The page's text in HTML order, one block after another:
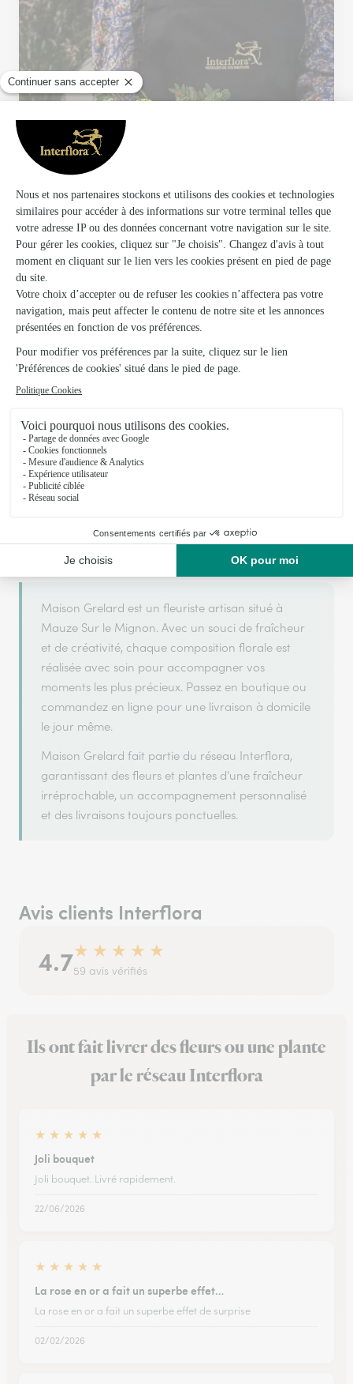
Votre fleuriste artisan à Mauze Sur le Mignon
Maison Grelard est membre du réseau Interflora et a
obtenu le labelORen2025pour sa qualité de service.
Maison Grelard est un fleuriste artisan situé à
Mauze Sur le Mignon. Avec un souci de fraîcheur
et de créativité, chaque composition florale est
réalisée avec soin pour accompagner vos
moments les plus précieux. Passez en boutique ou
commandez en ligne pour une livraison à domicile
le jour même.
Maison Grelard fait partie du réseau Interflora,
garantissant des fleurs et plantes d'une fraîcheur
irréprochable, un accompagnement personnalisé
et des livraisons toujours ponctuelles.
Avis clients Interflora
4.7★ ★ ★ ★ ★
59 avis vérifiés
Ils ont fait livrer des fleurs ou une plante
par le réseau Interflora
★ ★ ★ ★ ★
Joli bouquet
Joli bouquet. Livré rapidement.
22/06/2026
★ ★ ★ ★ ★
La rose en or a fait un superbe effet…
La rose en or a fait un superbe effet de surprise
02/02/2026